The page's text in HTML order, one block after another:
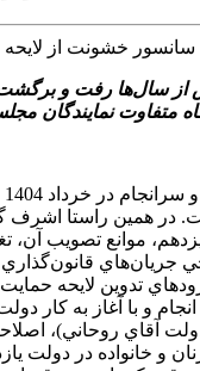
از سال‌ها رفت و
در همين راستا
موانع تصويب آن،
تدوين لايحه حمايت
و با آغاز به کار دولت
آقاي روحاني)،
خانواده در دولت